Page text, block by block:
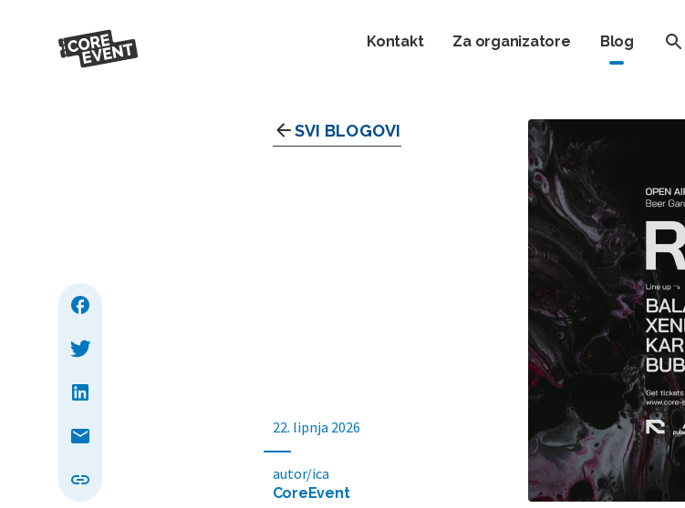
Kontakt Za organizatore Blog
SVI BLOGOVI
22. lipnja 2026
autor/ica
CoreEvent